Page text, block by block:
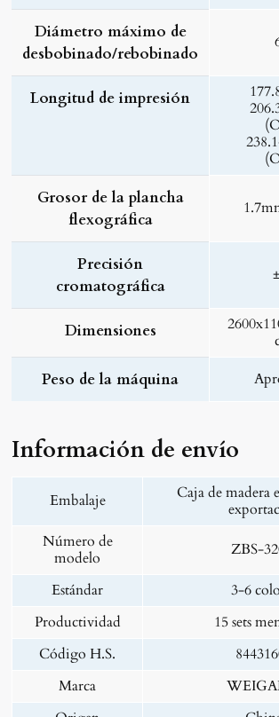
Diámetro máximo de
desbobinado/rebobinado
Longitud de impresión
Grosor de la plancha
flexográfica
Precisión
cromatográfica
Dimensiones
Peso de la máquina
Información de envío
Embalaje
Caja de madera
Número de
modelo
ZBS-
Estándar
3-6
Productividad
15 sets
Código H.S.
Marca